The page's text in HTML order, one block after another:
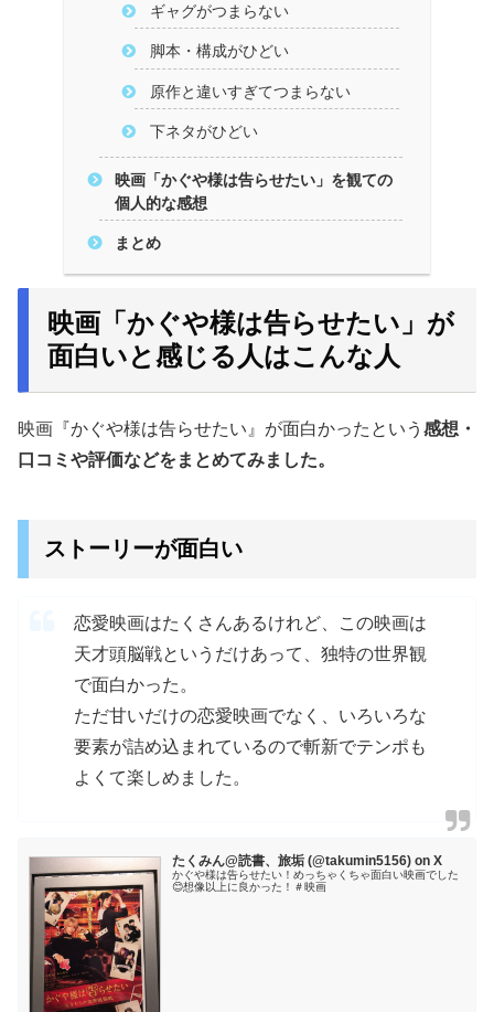
ギャグがつまらない
脚本・構成がひどい
原作と違いすぎてつまらない
下ネタがひどい
映画「かぐや様は告らせたい」を観ての
個人的な感想
まとめ
映画「かぐや様は告らせたい」が
面白いと感じる人はこんな人
映画『かぐや様は告らせたい』が面白かったという 感想・
口コミや評価などをまとめてみました。
ストーリーが面白い
恋愛映画はたくさんあるけれど、この映画は
天才頭脳戦というだけあって、独特の世界観
で面白かった。
ただ甘いだけの恋愛映画でなく、いろいろな
要素が詰め込まれているので斬新でテンポも
よくて楽しめました。
たくみん@読書、旅垢 (@takumin5156) on X
かぐや様は告らせたい！めっちゃくちゃ面白い映画でした
😊想像以上に良かった！＃映画